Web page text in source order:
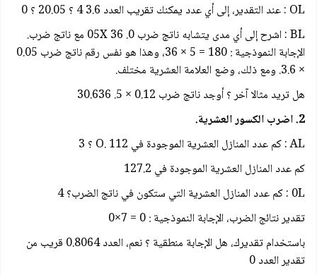
OL : عند التقدير، إلى أي عدد یمکنك تقريب العدد 3.6 4 ؟ 20.05 ؟ 0
BL : اشرح إلى أي مدى يتشابه ناتج ضرب 0. 05X 36 مع ناتج ضرب.
الإجابة النموذجية : 180 = 5 × 36، وهذا هو نفس رقم ناتج ضرب 0.05
× 3.6. ومع ذلك، وضع العلامة العشرية مختلف.
هل تريد مثالا آخر ؟ أوجد ناتج ضرب 0.12 × 5. 30.636
2. اضرب الكسور العشرية.
AL : كم عدد المنازل العشرية الموجودة في 112 .O ؟ 3
كم عدد المنازل العشرية الموجودة في 127.2
0L : كم عدد المنازل العشرية التي ستكون في ناتج الضرب؟ 4
تقدير نتائج الضرب، الإجابة النموذجية : 0 = 7×0
باستخدام تقديرك، هل الإجابة منطقية ؟ نعم، العدد 0.8064 قريب من
تقدير العدد 0